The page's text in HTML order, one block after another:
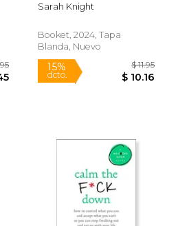
Sarah Knight
Booket, 2024, Tapa
Blanda, Nuevo
dcto.